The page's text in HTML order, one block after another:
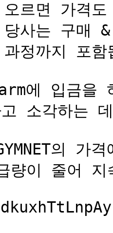
르면 가격
사는 구매
정까지 포함
에 입금을
고 소각하는
의 가
량이 줄어